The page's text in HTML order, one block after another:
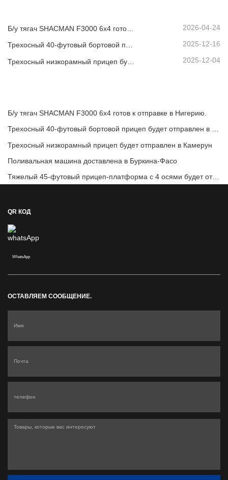
2026-04-24
Трехосный 40-футовый бортовой прицеп будет отправлен в Гану. 2025-12-16
2025-12-04
Б/у тягач SHACMAN F3000 6x4 готов к отправке в Нигерию.
Трехосный 40-футовый бортовой прицеп будет отправлен в Гану.
Трехосный низкорамный прицеп будет отправлен в Камерун
Поливальная машина доставлена ​​в Буркина-Фасо
Тяжелый 45-футовый прицеп-платформа с 4 осями будет отправлен в Кот-д'Ивуар.
QR КОД
WhatsApp
ОСТАВЛЯЕМ СООБЩЕНИЕ.